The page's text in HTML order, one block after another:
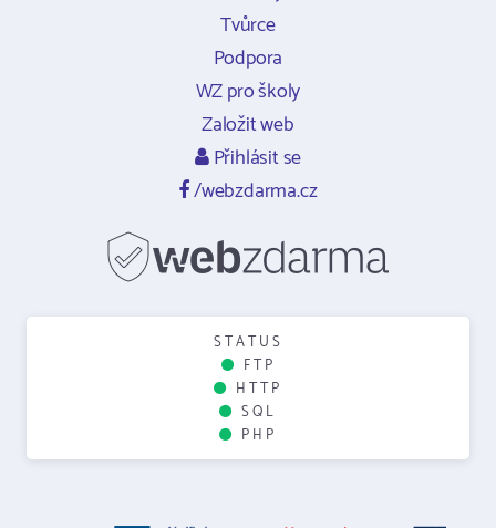
Tvůrce
Podpora
WZ pro školy
Založit web
Přihlásit se
/webzdarma.cz
STATUS
FTP
HTTP
SQL
PHP